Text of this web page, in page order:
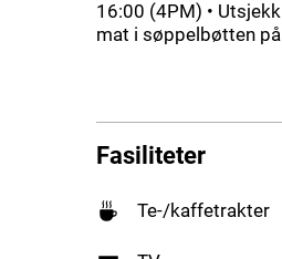
16:00 (4PM) •
mat i søppelbøtten
Fasiliteter
Te-/kaffetrakter